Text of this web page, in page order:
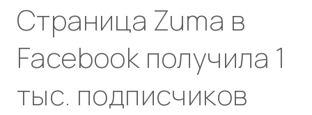
Страница Zuma в
Facebook получила 1
тыс. подписчиков